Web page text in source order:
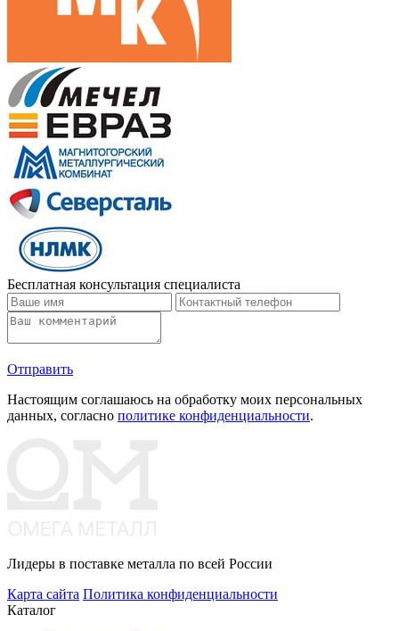
Бесплатная консультация специалиста
Отправить
Настоящим соглашаюсь на обработку моих персональных
данных, согласно политике конфиденциальности.
Лидеры в поставке металла по всей России
Карта сайта Политика конфиденциальности
Каталог